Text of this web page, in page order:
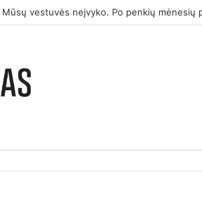
– Tu ją įsivaikinai tik tam, kad atimtum iš